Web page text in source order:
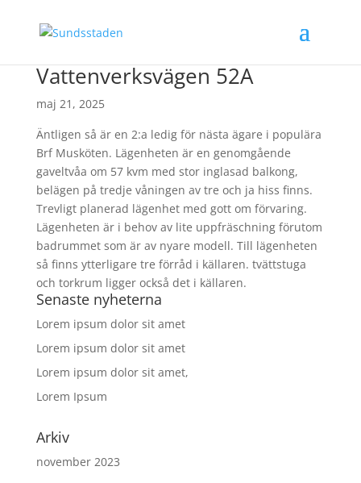
Vattenverksvägen 52A
maj 21, 2025
Äntligen så är en 2:a ledig för nästa ägare i populära
Brf Musköten. Lägenheten är en genomgående
gaveltvåa om 57 kvm med stor inglasad balkong,
belägen på tredje våningen av tre och ja hiss finns.
Trevligt planerad lägenhet med gott om förvaring.
Lägenheten är i behov av lite uppfräschning förutom
badrummet som är av nyare modell. Till lägenheten
så finns ytterligare tre förråd i källaren. tvättstuga
och torkrum ligger också det i källaren.
Senaste nyheterna
Lorem ipsum dolor sit amet
Lorem ipsum dolor sit amet
Lorem ipsum dolor sit amet,
Lorem Ipsum
Arkiv
november 2023